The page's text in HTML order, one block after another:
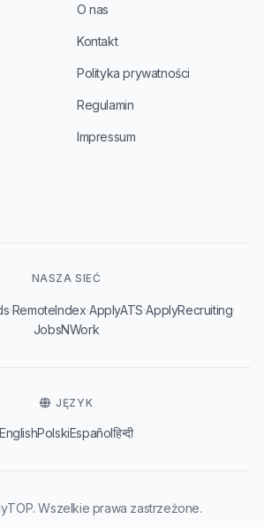
O nas
Kontakt
Polityka prywatności
Regulamin
Impressum
NASZA SIEĆ
·RemoteIndex·ApplyATS·ApplyRecruiting·
JobsNWork
JĘZYK
EnglishPolskiEspañolहिन्दी
Wszelkie prawa zastrzeżone.